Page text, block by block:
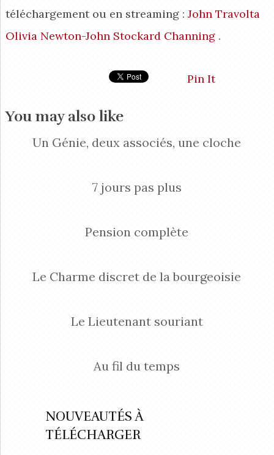
téléchargement ou en streaming : John Travolta
Olivia Newton-John Stockard Channing.
Pin It
You may also like
Un Génie, deux associés, une cloche
7 jours pas plus
Pension complète
Le Charme discret de la bourgeoisie
Le Lieutenant souriant
Au fil du temps
NOUVEAUTÉS À
TÉLÉCHARGER